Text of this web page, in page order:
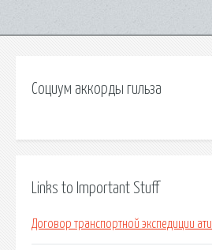
Социум аккорды гильза
Links to Important Stuff
Договор транспортной экспедиции ати